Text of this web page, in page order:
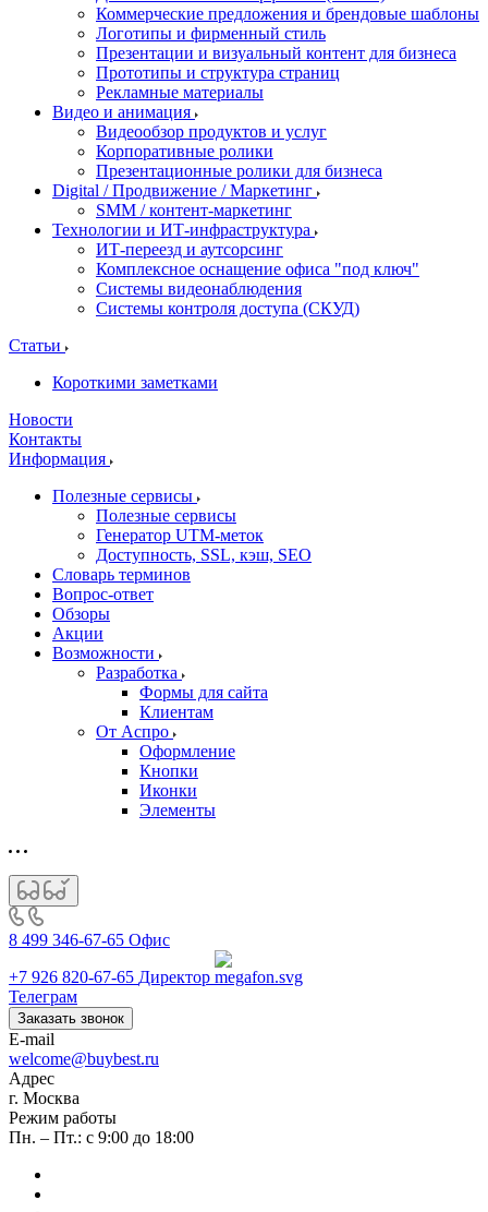
Коммерческие предложения и брендовые шаблоны
Логотипы и фирменный стиль
Презентации и визуальный контент для бизнеса
Прототипы и структура страниц
Рекламные материалы
Видео и анимация
Видеообзор продуктов и услуг
Корпоративные ролики
Презентационные ролики для бизнеса
Digital / Продвижение / Маркетинг
SMM / контент-маркетинг
Технологии и ИТ-инфраструктура
ИТ-переезд и аутсорсинг
Комплексное оснащение офиса "под ключ"
Системы видеонаблюдения
Системы контроля доступа (СКУД)
Статьи
Короткими заметками
Новости
Контакты
Информация
Полезные сервисы
Полезные сервисы
Генератор UTM‑меток
Доступность, SSL, кэш, SEO
Словарь терминов
Вопрос-ответ
Обзоры
Акции
Возможности
Разработка
Формы для сайта
Клиентам
От Аспро
Оформление
Кнопки
Иконки
Элементы
8 499 346-67-65 Офис
+7 926 820-67-65 Директор
Телеграм
Заказать звонок
E-mail
welcome@buybest.ru
Адрес
г. Москва
Режим работы
Пн. – Пт.: с 9:00 до 18:00